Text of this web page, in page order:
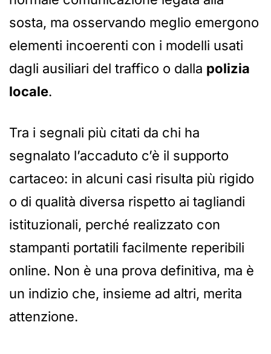
sosta, ma osservando meglio emergono
elementi incoerenti con i modelli usati
dagli ausiliari del traffico o dalla polizia
locale.
Tra i segnali più citati da chi ha
segnalato l’accaduto c’è il supporto
cartaceo: in alcuni casi risulta più rigido
o di qualità diversa rispetto ai tagliandi
istituzionali, perché realizzato con
stampanti portatili facilmente reperibili
online. Non è una prova definitiva, ma è
un indizio che, insieme ad altri, merita
attenzione.